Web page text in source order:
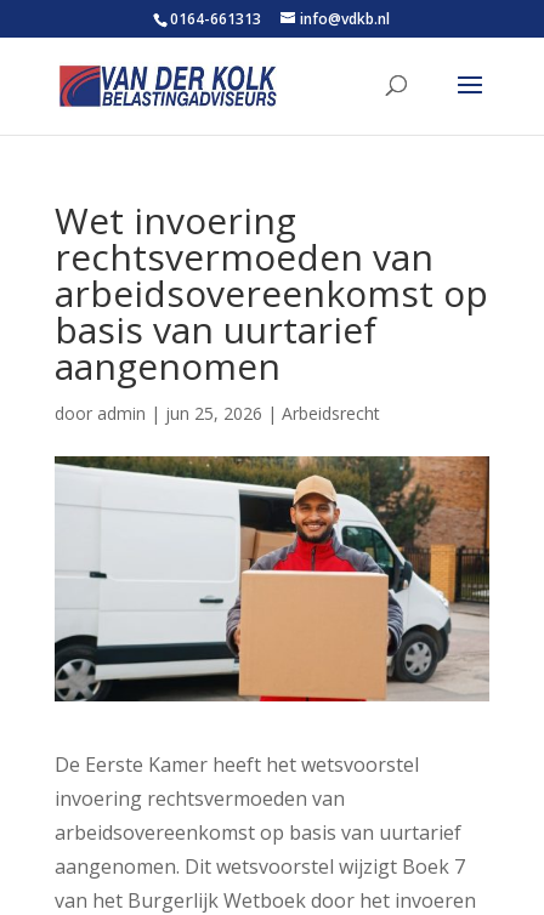
0164-661313 info@vdkb.nl
Wet invoering
rechtsvermoeden van
arbeidsovereenkomst op
basis van uurtarief
aangenomen
door admin | jun 25, 2026 | Arbeidsrecht
De Eerste Kamer heeft het wetsvoorstel
invoering rechtsvermoeden van
arbeidsovereenkomst op basis van uurtarief
aangenomen. Dit wetsvoorstel wijzigt Boek 7
van het Burgerlijk Wetboek door het invoeren